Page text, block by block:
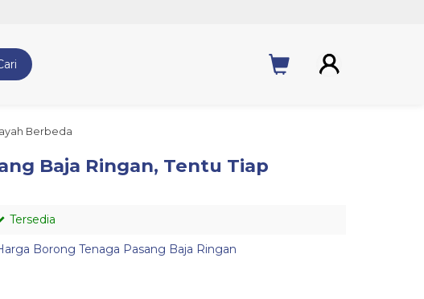
Berbeda
Baja Ringan, Tentu Tiap
Tersedia
Borong Tenaga Pasang Baja Ringan